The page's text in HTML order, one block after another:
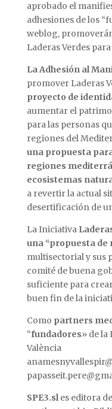
aprobado el
adhesiones de los
weblog,
Laderas Verdes
La Adhesión al
promover Laderas
proyecto de
aumentar el
para las personas
regiones del
una propuesta
regiones
ecosistemas
a revertir la actual
desertificación de
La Iniciativa
una “propuesta de
multisectorial y sus
comité de buena
suficiente para
buen fin de la
Como partners
“fundadores» de la
València
SPE3.sles editora